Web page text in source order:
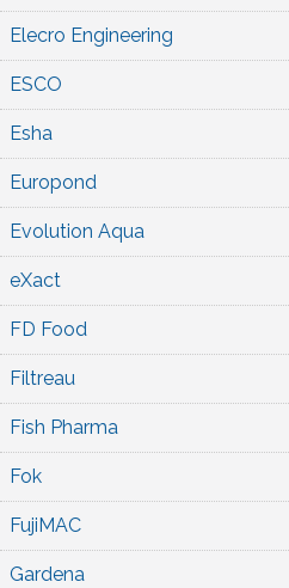
Elecro Engineering
ESCO
Esha
Europond
Evolution Aqua
eXact
FD Food
Filtreau
Fish Pharma
Fok
FujiMAC
Gardena